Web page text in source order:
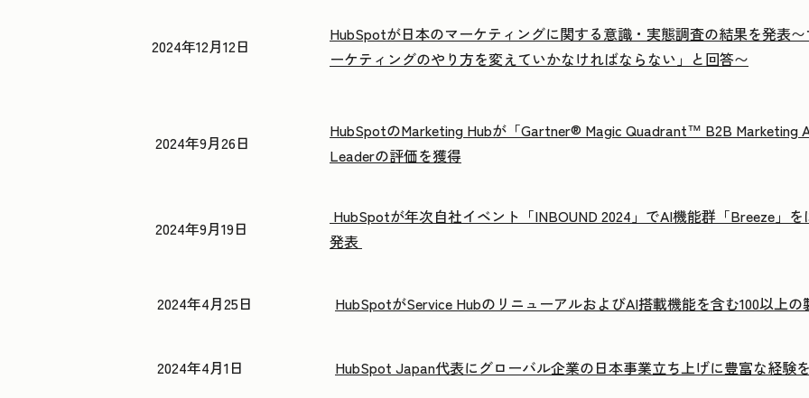
2024年12月12日
HubSpotが日本のマーケティングに関する意識・実態調査の結果を発表
ーケティングのやり方を変えていかなければならない」と回答〜
2024年9月26日
HubSpotのMarketing Hubが「Gartner® Magic Quadrant™ B2B
Leaderの評価を獲得
2024年9月19日
HubSpotが年次自社イベント「INBOUND 2024」でAI機能群「Breeze」
発表
2024年4月25日 HubSpotがService HubのリニューアルおよびAI搭載機能を含む100以上
2024年4月1日 HubSpot Japan代表にグローバル企業の日本事業立ち上げに豊富な経験